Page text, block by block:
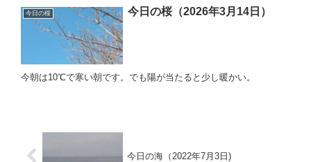
今日の桜 今日の桜（2026年3月14日）
今朝は10℃で寒い朝です。でも陽が当たると少し暖かい。
今日の海（2022年7月3日)